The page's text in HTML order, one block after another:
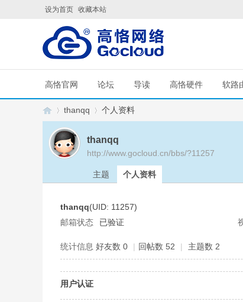
设为首页 收藏本站
高恪官网 论坛 导读 高恪硬件 软路
thanqq 个人资料
thanqq
http://www.gocloud.cn/bbs/?11257
主题 个人资料
thanqq(UID: 11257)
邮箱状态
已验证
统计信息 好友数 0 | 回帖数 52 | 主题数 2
用户认证